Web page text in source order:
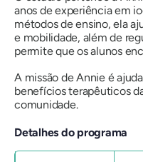
anos de experiência em
métodos de ensino, ela
e mobilidade, além de
permite que os alunos
A missão de Annie é
benefícios terapêuticos
comunidade.
Detalhes do programa